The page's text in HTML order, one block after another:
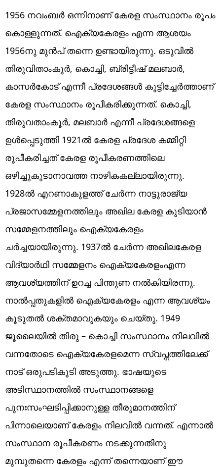
1956 നവംബർ ഒന്നിനാണ് കേരള സംസ്ഥാനം രൂപം
കൊള്ളുന്നത്. ഐക്യകേരളം എന്ന ആശയം
1956നു മുൻപ് തന്നെ ഉണ്ടായിരുന്നു. ഒടുവിൽ
തിരുവിതാംകൂർ, കൊച്ചി, ബ്രിട്ടീഷ് മലബാർ,
കാസർകോട് എന്നീ പ്രദേശങ്ങൾ കൂട്ടിച്ചേർത്താണ്
കേരള സംസ്ഥാനം രൂപീകരിക്കുന്നത്. കൊച്ചി,
തിരുവതാംകൂർ, മലബാർ എന്നീ പ്രദേശങ്ങളെ
ഉൾപ്പെടുത്തി 1921ൽ കേരള പ്രദേശ കമ്മിറ്റി
രൂപീകരിച്ചത് കേരള രൂപീകരണത്തിലെ
ഒഴിച്ചുകൂടാനാവത്ത നാഴികകല്ലായിരുന്നു.
1928ൽ എറണാകുളത്ത് ചേർന്ന നാട്ടുരാജ്യ
പ്രജാസമ്മേളനത്തിലും അഖില കേരള കുടിയാൻ
സമ്മേളനത്തിലും ഐക്യകേരളം
ചർച്ചയായിരുന്നു. 1937ൽ ചേർന്ന അഖിലകേരള
വിദ്യാർഥി സമ്മേളനം ഐക്യകേരളംഎന്ന
ആവശ്യത്തിന് ഉറച്ച പിന്തുണ നൽകിയിരന്നു.
നാൽപ്പതുകളിൽ ഐക്യകേരളം എന്ന ആവശ്യം
കൂടുതൽ ശക്തമാവുകയും ചെയ്തു. 1949
ജൂലൈയിൽ തിരു – കൊച്ചി സംസ്ഥാനം നിലവിൽ
വന്നതോടെ ഐക്യകേരളമെന്ന സ്വപ്നത്തിലേക്ക്
നാട് ഒരുപടികൂടി അടുത്തു. ഭാഷയുടെ
അടിസ്ഥാനത്തിൽ സംസ്ഥാനങ്ങളെ
പുനഃസംഘടിപ്പിക്കാനുള്ള തീരുമാനത്തിന്
പിന്നാലെയാണ് കേരളം നിലവിൽ വന്നത്. എന്നാൽ
സംസ്ഥാന രൂപീകരണം നടക്കുന്നതിനു
മുമ്പുതന്നെ കേരളം എന്ന് തന്നെയാണ് ഈ